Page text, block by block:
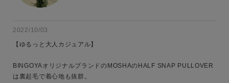
2022/10/03
【ゆるっと大人カジュアル】
BINGOYAオリジナルブランドのMOSHAのHALF SNAP PULLOVER
は裏起毛で着心地も抜群。